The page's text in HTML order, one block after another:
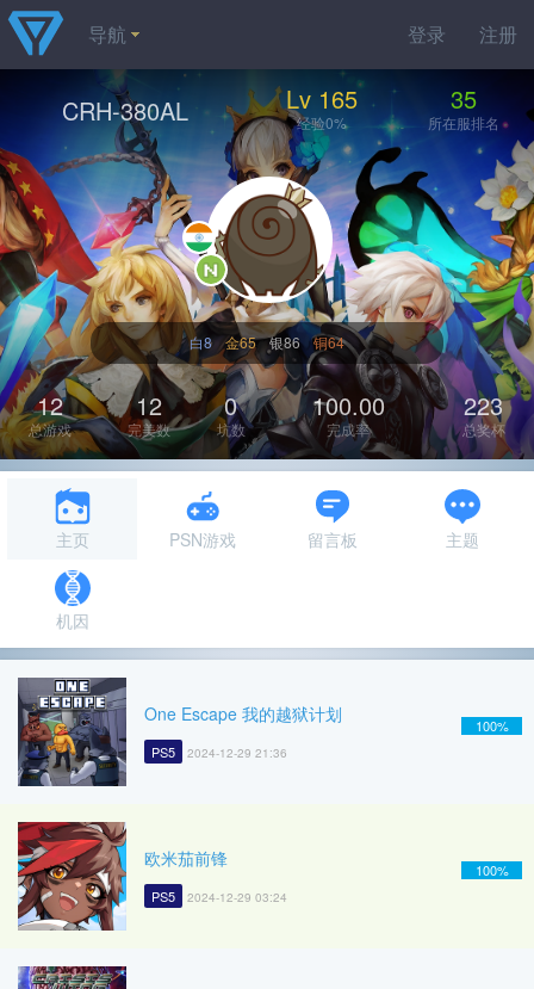
登录 注册
导航
CRH-380AL Lv 165
经验0%
35
所在服排名
白8 金65 银86 铜64
12
总游戏
12
完美数
0
坑数
100.00
完成率
223
总奖杯
主页 PSN游戏 留言板 主题
机因
One Escape 我的越狱计划
PS5 2024-12-29 21:36
100%
欧米茄前锋
PS5 2024-12-29 03:24
100%